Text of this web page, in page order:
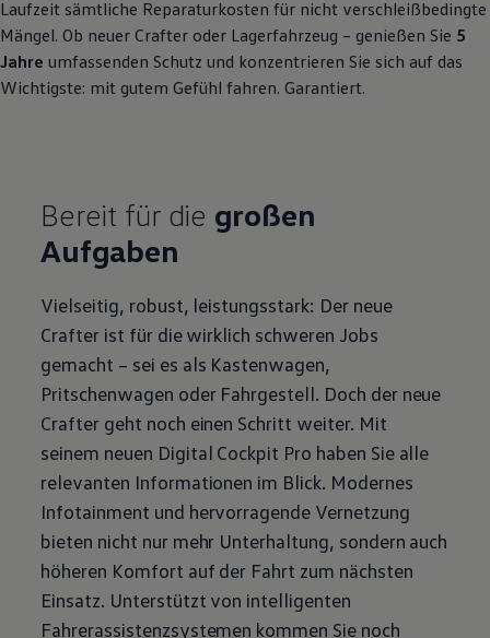
Laufzeit sämtliche Reparaturkosten für nicht verschleißbedingte
Mängel. Ob neuer Crafter oder Lagerfahrzeug – genießen Sie 5
Jahre umfassenden Schutz und konzentrieren Sie sich auf das
Wichtigste: mit gutem Gefühl fahren. Garantiert.
Bereit für die großen
Aufgaben
Vielseitig, robust, leistungsstark: Der neue
Crafter ist für die wirklich schweren Jobs
gemacht – sei es als Kastenwagen,
Pritschenwagen oder Fahrgestell. Doch der neue
Crafter geht noch einen Schritt weiter. Mit
seinem neuen Digital Cockpit Pro haben Sie alle
relevanten Informationen im Blick. Modernes
Infotainment und hervorragende Vernetzung
bieten nicht nur mehr Unterhaltung, sondern auch
höheren Komfort auf der Fahrt zum nächsten
Einsatz. Unterstützt von intelligenten
Fahrerassistenzsystemen kommen Sie noch